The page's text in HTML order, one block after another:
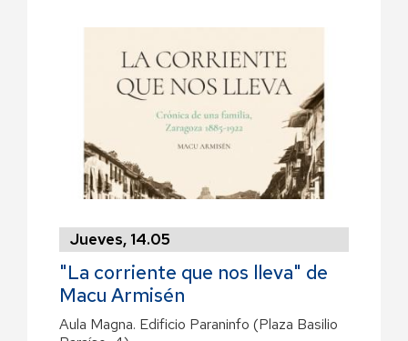
Jueves, 14.05
"La corriente que nos lleva" de
Macu Armisén
Aula Magna. Edificio Paraninfo (Plaza Basilio